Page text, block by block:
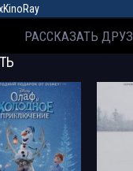
and the Snowman
/ Frosty the Snowman
720p
РАССКАЗАТЬ